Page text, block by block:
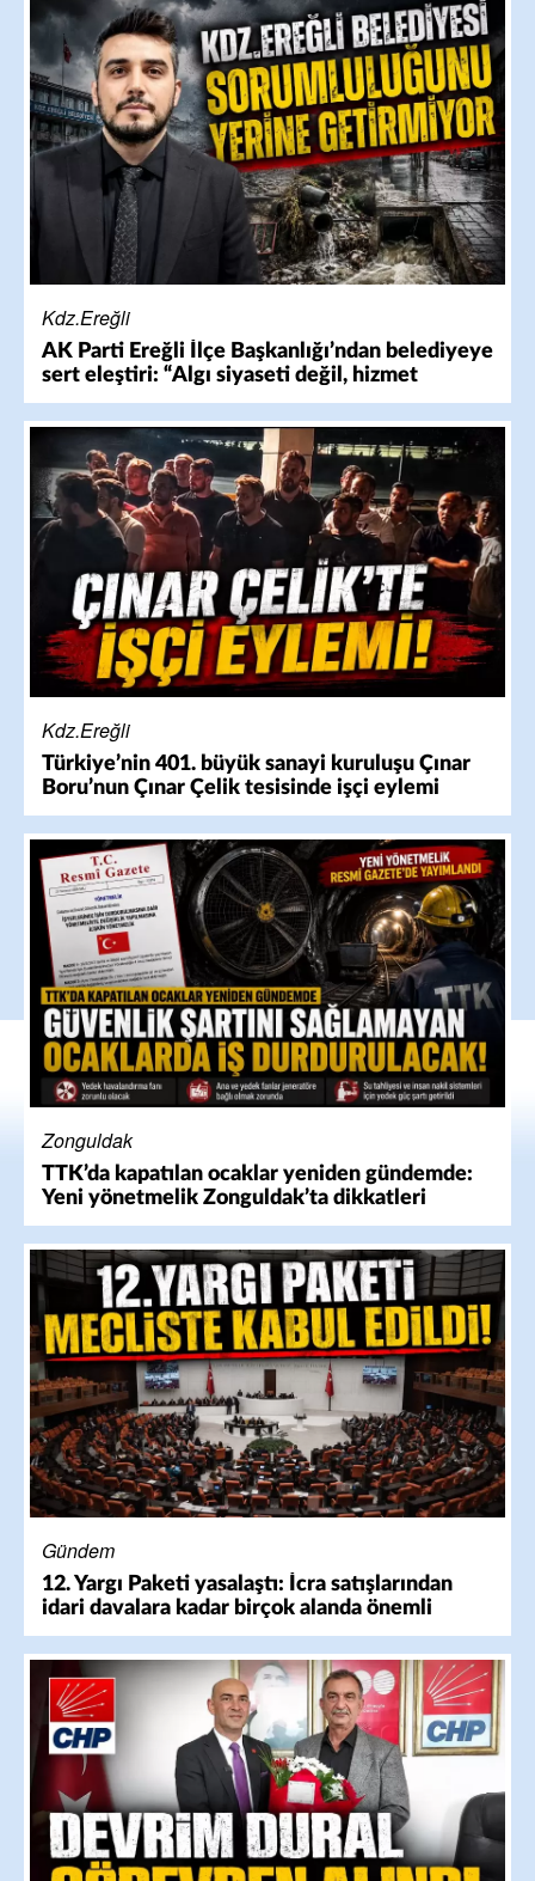
Kdz.Ereğli
AK Parti Ereğli İlçe Başkanlığı’ndan belediyeye
sert eleştiri: “Algı siyaseti değil, hizmet
belediyeciliği”
Kdz.Ereğli
Türkiye’nin 401. büyük sanayi kuruluşu Çınar
Boru’nun Çınar Çelik tesisinde işçi eylemi
Zonguldak
TTK’da kapatılan ocaklar yeniden gündemde:
Yeni yönetmelik Zonguldak’ta dikkatleri
güvenlik önlemlerine çevirdi
Gündem
12. Yargı Paketi yasalaştı: İcra satışlarından
idari davalara kadar birçok alanda önemli
değişiklik